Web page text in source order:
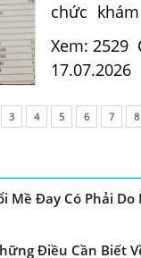
chức
kỳ. Kết quả
của em có
11.7%. Em
Xem: 2529
17.07.2026
3 4 5 6 7 8
Có Khỏi Bệnh Ngứa
SÁN CHÓ MÈO
Cần Làm Xét
lá gan ở đâu?
Mề Đay Có Phải Do
Điều Cần Biết